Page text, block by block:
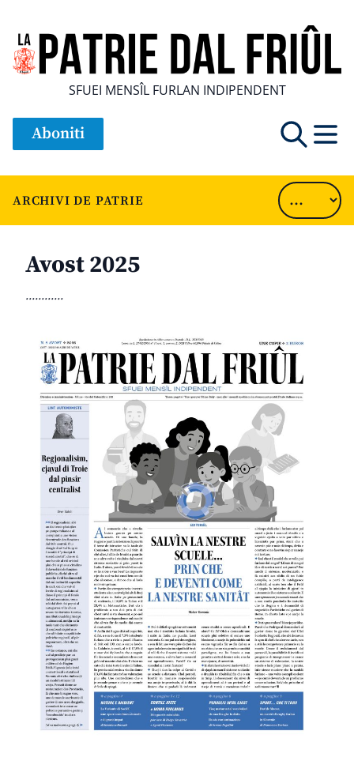
SFUEI MENSÎL FURLAN INDIPENDENT
Aboniti
ARCHIVI DE PATRIE
Avost 2025
............